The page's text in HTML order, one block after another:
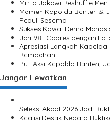
a
w
a
b
,
S
k
a
p
n
a
J
p
o
s
Minta Jokowi Reshuffle
Momen Kapolda Banten &
Peduli Sesama
Sukses Kawal Demo
Jari 98 : Capres dengan
Apresiasi Langkah Kapolda
Ramadhan
Puji Aksi Kapolda Banten,
Jangan Lewatkan
Seleksi Akpol 2026 Jadi
Koalisi Desak Negara